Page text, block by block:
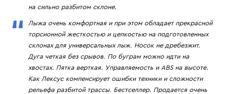
на сильно разбитом склоне.
Лыжа очень комфортная и при этом обладает прекрасной
торсионной жесткостью и цепкостью на подготовленных
склонах для универсальных лыж. Носок не дребезжит.
Дуга четкая без срывов. По буграм можно идти на
хвостах. Пятка верткая. Управляемость и ABS на высоте.
Как Лексус компенсирует ошибки техники и сложности
рельефа разбитой трассы. Бестселлер. Продается очень